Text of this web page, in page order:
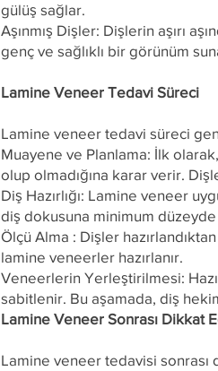
gülüş sağlar.
Aşınmış Dişler: Dişlerin aşırı
genç ve sağlıklı bir görünüm
Lamine Veneer Tedavi Süreci
Lamine veneer tedavi süreci
Muayene ve Planlama: İlk
olup olmadığına karar verir.
Diş Hazırlığı: Lamine veneer
diş dokusuna minimum
Ölçü Alma : Dişler
lamine veneerler hazırlanır.
Veneerlerin Yerleştirilmesi:
sabitlenir. Bu aşamada, diş
Lamine Veneer Sonrası Dikkat
Lamine veneer tedavisi sonrası